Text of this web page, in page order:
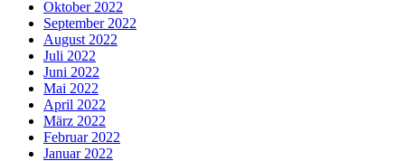
Oktober 2022
September 2022
August 2022
Juli 2022
Juni 2022
Mai 2022
April 2022
März 2022
Februar 2022
Januar 2022